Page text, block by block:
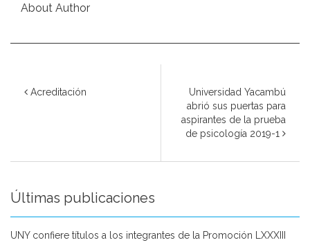
About Author
Acreditación
Universidad Yacambú
abrió sus puertas para
aspirantes de la prueba
de psicología 2019-1
Últimas publicaciones
UNY confiere títulos a los integrantes de la Promoción LXXXIII